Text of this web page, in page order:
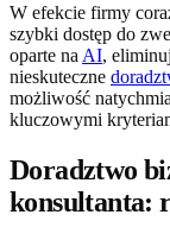
W efekcie firmy
szybki dostęp do
oparte na AI,
nieskuteczne
możliwość
kluczowymi
Doradztwo
konsultanta: